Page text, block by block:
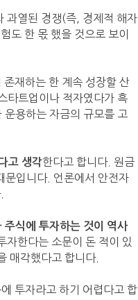
과열된 경쟁(즉, 경제적 해자
도 한 몫 했을 것으로 보이
재하는 한 계속 성장할 산
타트업이나 적자였다가 흑
용하는 자금의 규모를 고
고 생각한다고 합니다. 원금
문입니다. 언론에서 안전자
주식에 투자하는 것이 역사
자한다는 소문이 돈 적이 있
매각했다고 합니다.
투자라고 하기 어렵다고 합